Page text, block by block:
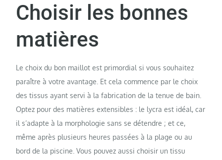
Choisir les bonnes
matières
Le choix du bon maillot est primordial si vous souhaitez
paraître à votre avantage. Et cela commence par le choix
des tissus ayant servi à la fabrication de la tenue de bain.
Optez pour des matières extensibles : le lycra est idéal, car
il s’adapte à la morphologie sans se détendre ; et ce,
même après plusieurs heures passées à la plage ou au
bord de la piscine. Vous pouvez aussi choisir un tissu